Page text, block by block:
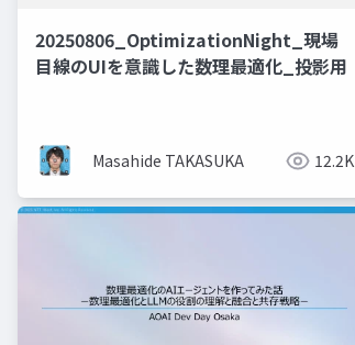
20250806_OptimizationNight_現場
目線のUIを意識した数理最適化_投影用
Masahide TAKASUKA 12.2K